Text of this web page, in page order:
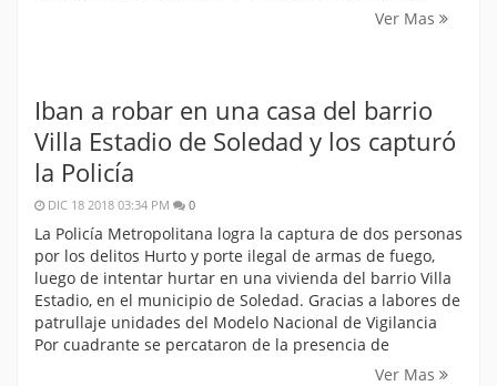
Ver Mas
Iban a robar en una casa del barrio
Villa Estadio de Soledad y los capturó
la Policía
DIC 18 2018 03:34 PM 0
La Policía Metropolitana logra la captura de dos personas
por los delitos Hurto y porte ilegal de armas de fuego,
luego de intentar hurtar en una vivienda del barrio Villa
Estadio, en el municipio de Soledad. Gracias a labores de
patrullaje unidades del Modelo Nacional de Vigilancia
Por cuadrante se percataron de la presencia de
Ver Mas